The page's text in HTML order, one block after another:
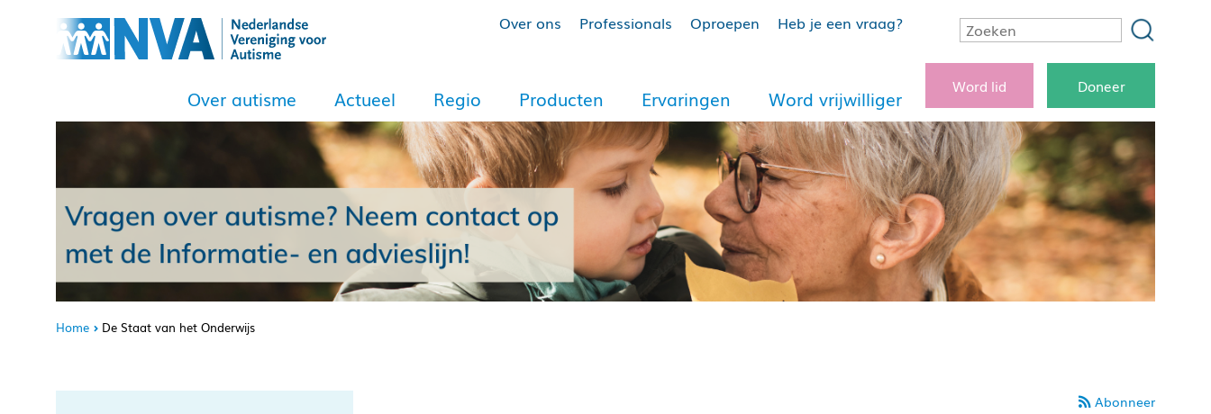
Over ons Professionals Oproepen Heb je een vraag?
Over autisme Actueel Regio Producten Ervaringen Word vrijwilliger
Word lid Doneer
Home De Staat van het Onderwijs
Abonneer